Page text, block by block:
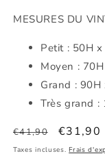
MESURES DU
Petit : 50H x
Moyen :
Grand : 90H
Très grand :
Prix
habituel
€41,90
Prix
€31,90
Taxes incluses.Frais